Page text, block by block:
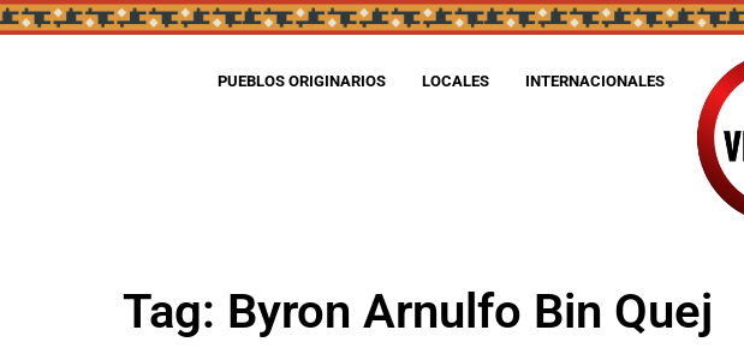
PUEBLOS ORIGINARIOS LOCALES INTERNACIONALES
Tag: Byron Arnulfo Bin Quej